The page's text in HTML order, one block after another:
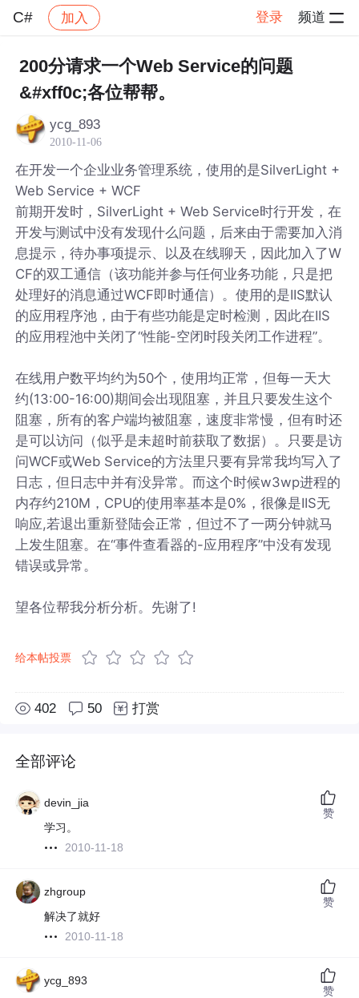
C# 加入 登录 频道
社区 C# 帖子详情
200分请求一个Web Service的问题
&#xff0c;各位帮帮。
ycg_893
2010-11-06
在开发一个企业业务管理系统，使用的是SilverLight +
Web Service + WCF
前期开发时，SilverLight + Web Service时行开发，在
开发与测试中没有发现什么问题，后来由于需要加入消
息提示，待办事项提示、以及在线聊天，因此加入了W
CF的双工通信（该功能并参与任何业务功能，只是把
处理好的消息通过WCF即时通信）。使用的是IIS默认
的应用程序池，由于有些功能是定时检测，因此在IIS
的应用程池中关闭了“性能-空闭时段关闭工作进程”。
在线用户数平均约为50个，使用均正常，但每一天大
约(13:00-16:00)期间会出现阻塞，并且只要发生这个
阻塞，所有的客户端均被阻塞，速度非常慢，但有时还
是可以访问（似乎是未超时前获取了数据）。只要是访
问WCF或Web Service的方法里只要有异常我均写入了
日志，但日志中并有没异常。而这个时候w3wp进程的
内存约210M，CPU的使用率基本是0%，很像是IIS无
响应,若退出重新登陆会正常，但过不了一两分钟就马
上发生阻塞。在“事件查看器的-应用程序”中没有发现
错误或异常。
望各位帮我分析分析。先谢了!
给本帖投票
402 50 打赏
全部评论
devin_jia
学习。
2010-11-18
赞
zhgroup
解决了就好
2010-11-18
赞
ycg_893
赞